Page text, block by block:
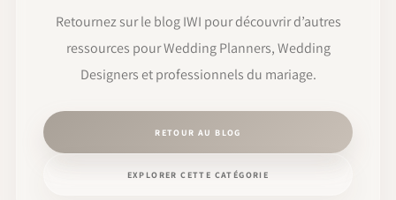
Retournez sur le blog IWI pour découvrir d’autres
ressources pour Wedding Planners, Wedding
Designers et professionnels du mariage.
RETOUR AU BLOG
EXPLORER CETTE CATÉGORIE